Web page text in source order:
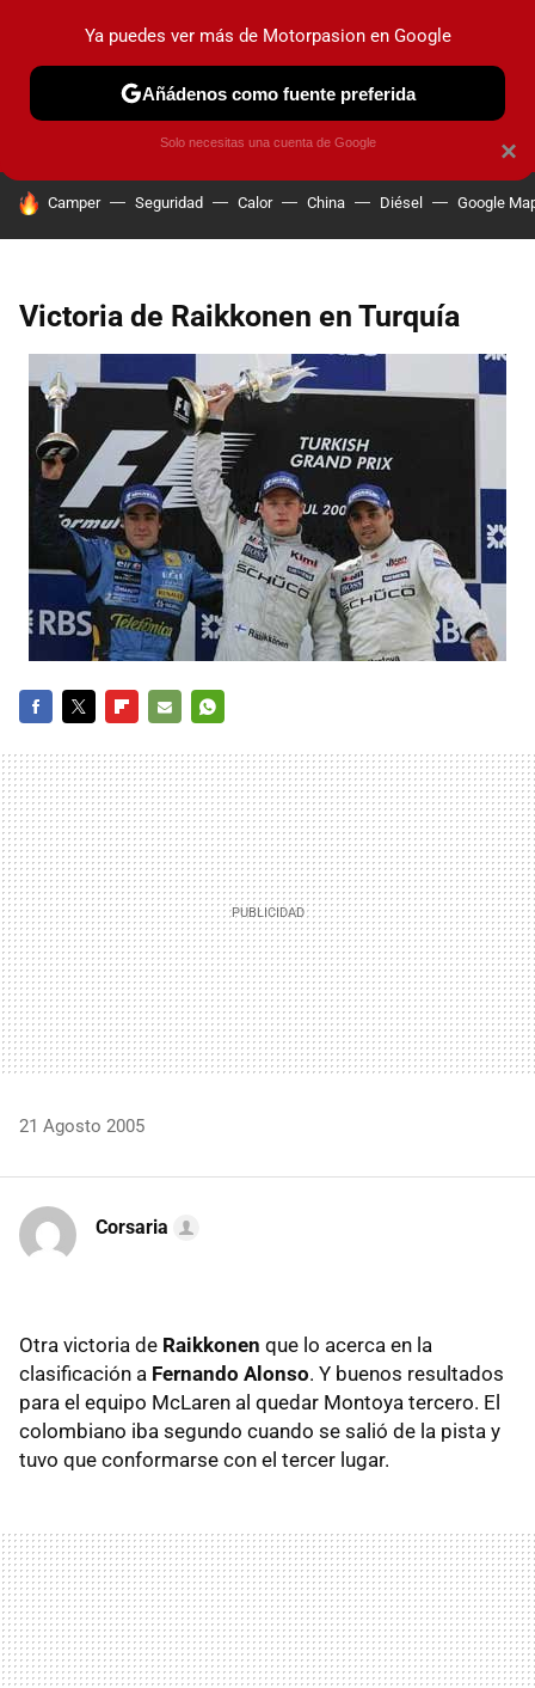
PRUEBAS COCHES ELÉCTRICOS OBSERVATORIO
HOY SE HABLA DE
Camper Seguridad Calor China Diésel Google
Victoria de Raikkonen en Turquía
MAIL
21 Agosto 2005
Corsaria
Otra victoria de Raikkonen que lo acerca en la
clasificación a Fernando Alonso. Y buenos resultados
para el equipo McLaren al quedar Montoya tercero. El
colombiano iba segundo cuando se salió de la pista y
tuvo que conformarse con el tercer lugar.
×
Ya puedes ver más de Motorpasion en Google
Añádenos como fuente preferida
Solo necesitas una cuenta de Google